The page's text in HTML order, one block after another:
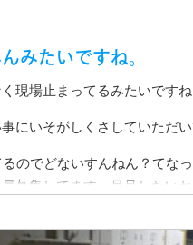
みたいですね。
現場止まってるみたいですね
にいそがしくさしていただい
のでどないすんねん？てな
募集してます。吊足したいか